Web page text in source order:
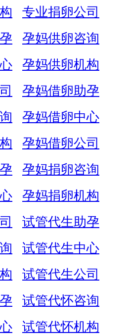
专业捐卵公司
孕妈供卵咨询
孕妈供卵机构
孕妈借卵助孕
孕妈借卵中心
孕妈借卵公司
孕妈捐卵咨询
孕妈捐卵机构
试管代生助孕
试管代生中心
试管代生公司
试管代怀咨询
试管代怀机构